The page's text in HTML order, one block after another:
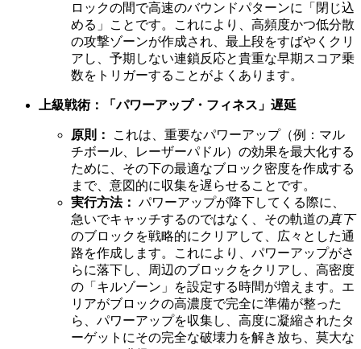
ロックの間で高速のバウンドパターンに「閉じ込
める」ことです。これにより、高頻度かつ低分散
の攻撃ゾーンが作成され、最上段をすばやくクリ
アし、予期しない連鎖反応と貴重な早期スコア乗
数をトリガーすることがよくあります。
上級戦術：「パワーアップ・フィネス」遅延
原則：
これは、重要なパワーアップ（例：マル
チボール、レーザーパドル）の効果を最大化する
ために、その下の最適なブロック密度を作成する
まで、意図的に収集を遅らせることです。
実行方法： パワーアップが降下してくる際に、
急いでキャッチするのではなく、その軌道の真下
のブロックを戦略的にクリアして、広々とした通
路を作成します。これにより、パワーアップがさ
らに落下し、周辺のブロックをクリアし、高密度
の「キルゾーン」を設定する時間が増えます。エ
リアがブロックの高濃度で完全に準備が整った
ら、パワーアップを収集し、高度に凝縮されたタ
ーゲットにその完全な破壊力を解き放ち、莫大な